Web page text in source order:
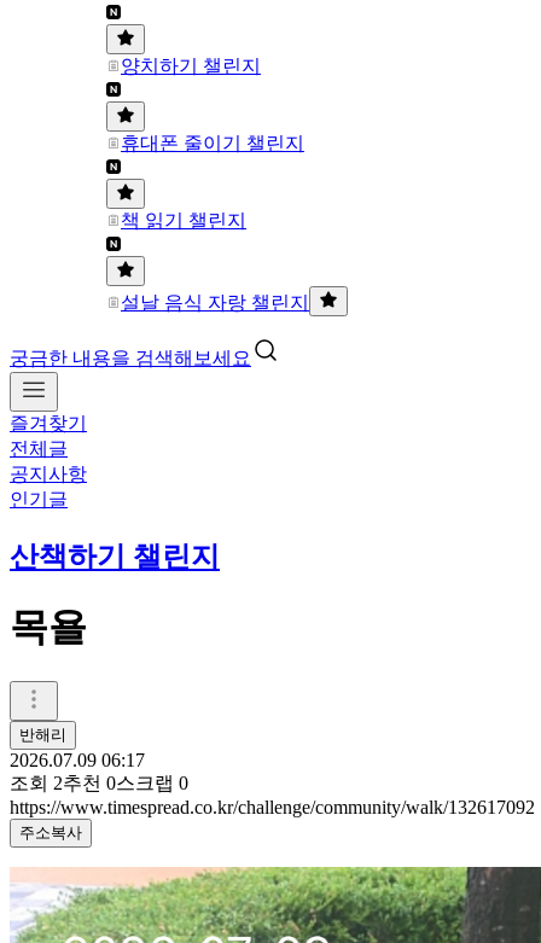
양치하기 챌린지
휴대폰 줄이기 챌린지
책 읽기 챌린지
설날 음식 자랑 챌린지
궁금한 내용을 검색해보세요
즐겨찾기
전체글
공지사항
인기글
산책하기 챌린지
목욜
반해리
2026.07.09 06:17
조회 2추천 0스크랩 0
https://www.timespread.co.kr/challenge/community/walk/132617092
주소복사